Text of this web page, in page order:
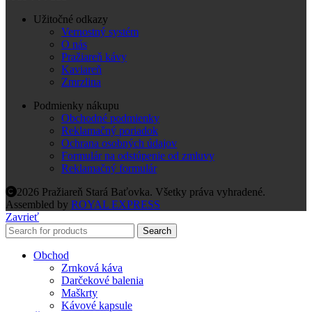
Užitočné odkazy
Vernostný systém
O nás
Pražiareň kávy
Kaviareň
Zmrzlina
Podmienky nákupu
Obchodné podmienky
Reklamačný poriadok
Ochrana osobných údajov
Formulár na odstúpenie od zmluvy
Reklamačný formulár
2026 Pražiareň Stará Baťovka. Všetky práva vyhradené.
Assembled by ROYAL EXPRESS
Zavrieť
Search
Obchod
Zrnková káva
Darčekové balenia
Maškrty
Kávové kapsule